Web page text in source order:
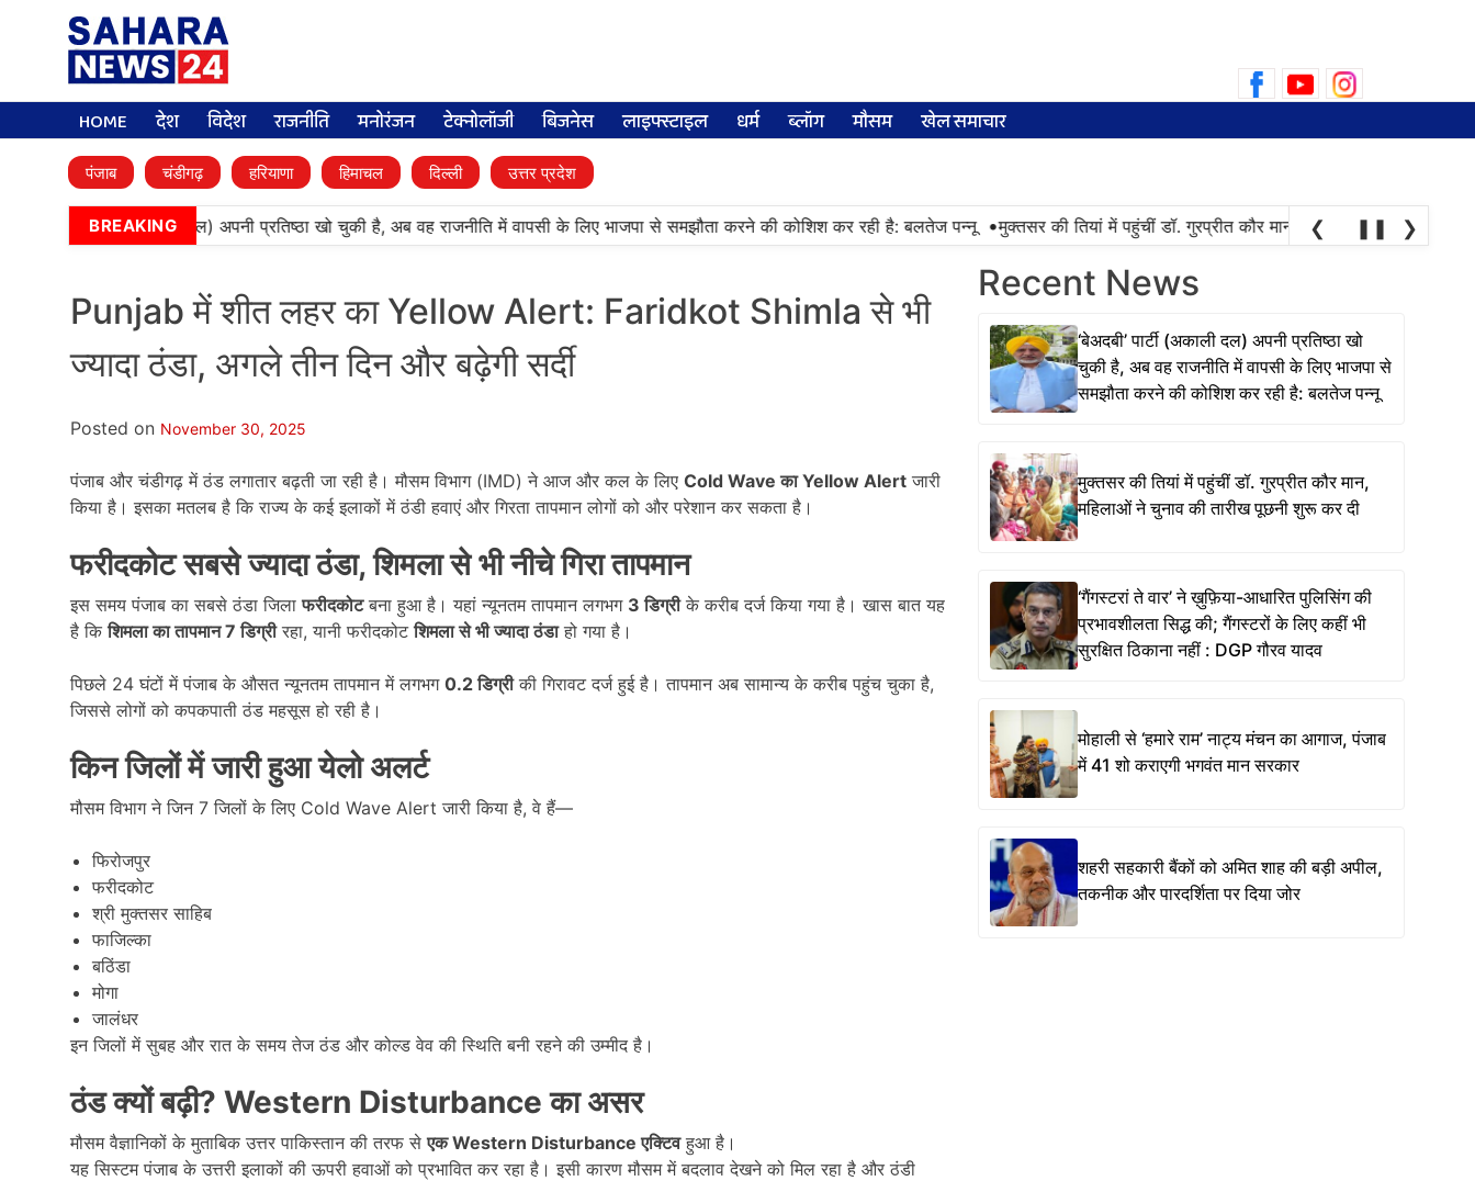
for:
HOME देश विदेश राजनीति मनोरंजन टेक्नोलॉजी बिजनेस लाइफ्स्टाइल धर्म ब्लॉग मौसम खेल समाचार
पंजाब चंडीगढ़ हरियाणा हिमाचल दिल्ली उत्तर प्रदेश
BREAKING
‘बेअदबी’ पार्टी (अकाली दल) अपनी प्रतिष्ठा खो चुकी है, अब वह राजनीति में वापसी के लिए भाजपा से समझौता करने की कोशिश कर रही है: बलतेज पन्नू • मुक्तसर की तियां में पहुंचीं डॉ. गुरप्रीत कौर मान, महिलाओं ने चुनाव की
❮ ❚❚ ❯
Punjab में शीत लहर का Yellow Alert: Faridkot Shimla से भी
ज्यादा ठंडा, अगले तीन दिन और बढ़ेगी सर्दी
Posted on November 30, 2025
पंजाब और चंडीगढ़ में ठंड लगातार बढ़ती जा रही है। मौसम विभाग (IMD) ने आज और कल के लिए Cold Waveका Yellow Alert जारी
किया है। इसका मतलब है कि राज्य के कई इलाकों में ठंडी हवाएं और गिरता तापमान लोगों को और परेशान कर सकता है।
फरीदकोट सबसे ज्यादा ठंडा,शिमला से भी नीचे गिरा तापमान
इस समय पंजाब का सबसे ठंडा जिलाफरीदकोटबना हुआ है। यहां न्यूनतम तापमान लगभग 3डिग्रीके करीब दर्ज किया गया है। खास बात यह
है किशिमला का तापमान 7डिग्रीरहा, यानी फरीदकोटशिमला से भी ज्यादा ठंडाहो गया है।
पिछले 24 घंटों में पंजाब के औसत न्यूनतम तापमान में लगभग 0.2डिग्रीकी गिरावट दर्ज हुई है। तापमान अब सामान्य के करीब पहुंच चुका है,
जिससे लोगों को कपकपाती ठंड महसूस हो रही है।
किन जिलों में जारी हुआ येलो अलर्ट
मौसम विभाग ने जिन 7 जिलों के लिए Cold Wave Alert जारी किया है, वे हैं—
फिरोजपुर
फरीदकोट
श्री मुक्तसर साहिब
फाजिल्का
बठिंडा
मोगा
जालंधर
इन जिलों में सुबह और रात के समय तेज ठंड और कोल्ड वेव की स्थिति बनी रहने की उम्मीद है।
ठंड क्यों बढ़ी? Western Disturbanceका असर
मौसम वैज्ञानिकों के मुताबिक उत्तर पाकिस्तान की तरफ सेएक Western Disturbanceएक्टिवहुआ है।
यह सिस्टम पंजाब के उत्तरी इलाकों की ऊपरी हवाओं को प्रभावित कर रहा है। इसी कारण मौसम में बदलाव देखने को मिल रहा है और ठंडी
Recent News
‘बेअदबी’ पार्टी (अकाली दल) अपनी प्रतिष्ठा खो
चुकी है, अब वह राजनीति में वापसी के लिए भाजपा से
समझौता करने की कोशिश कर रही है: बलतेज पन्नू
मुक्तसर की तियां में पहुंचीं डॉ. गुरप्रीत कौर मान,
महिलाओं ने चुनाव की तारीख पूछनी शुरू कर दी
‘गैंगस्टरां ते वार’ ने ख़ुफ़िया-आधारित पुलिसिंग की
प्रभावशीलता सिद्ध की; गैंगस्टरों के लिए कहीं भी
सुरक्षित ठिकाना नहीं : DGP गौरव यादव
मोहाली से ‘हमारे राम’ नाट्य मंचन का आगाज, पंजाब
में 41 शो कराएगी भगवंत मान सरकार
शहरी सहकारी बैंकों को अमित शाह की बड़ी अपील,
तकनीक और पारदर्शिता पर दिया जोर